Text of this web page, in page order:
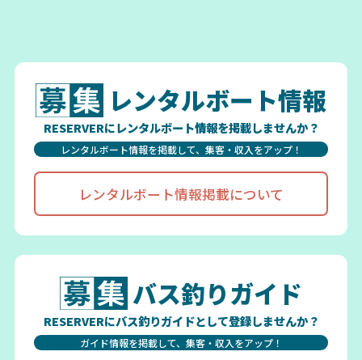
レンタルボート情報
RESERVERにレンタルボート情報を掲載しませんか？
レンタルボート情報を掲載して、集客・収入をアップ！
レンタルボート情報掲載について
バス釣りガイド
RESERVERにバス釣りガイドとして登録しませんか？
ガイド情報を掲載して、集客・収入をアップ！